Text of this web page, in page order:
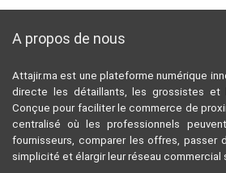
A propos de nous
Attajir.ma est une plateforme numérique
directe les détaillants, les grossistes et
Conçue pour faciliter le commerce de
centralisé où les professionnels
fournisseurs, comparer les offres, passer
simplicité et élargir leur réseau commercial